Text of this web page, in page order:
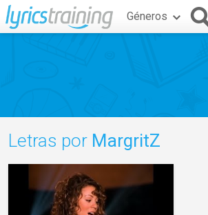
Géneros
Letras por MargritZ